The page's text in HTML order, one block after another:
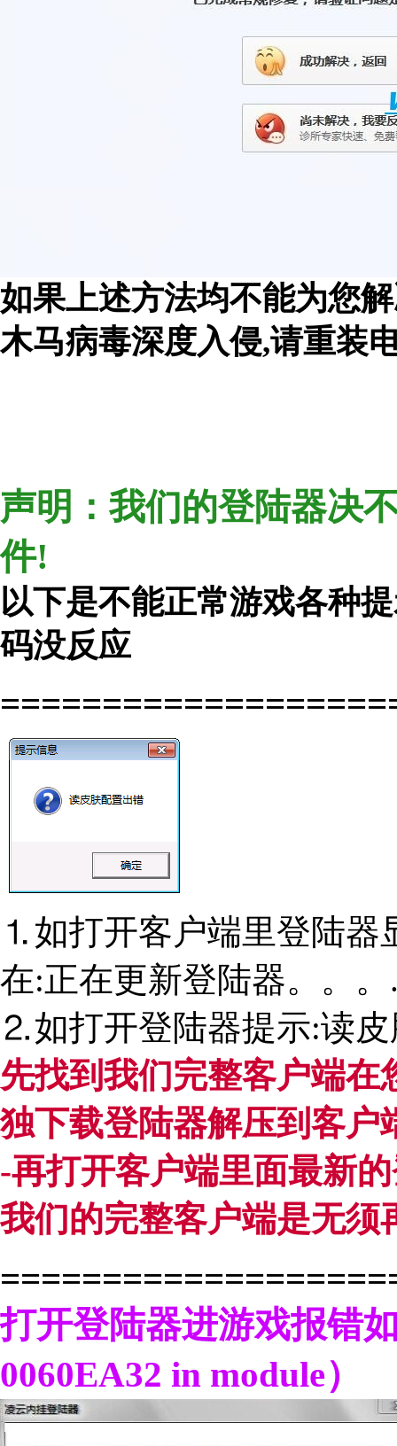
如果上述方法均不能为您
木马病毒深度入侵,请重装
声明：我们的登陆器决
件!
以下是不能正常游戏各种
码没反应
⒈如打开客户端里登陆器
在:正在更新登陆器。。。
⒉如打开登陆器提示:读
先找到我们完整客户端
独下载登陆器解压到客户
-再打开客户端里面最新
我们的完整客户端是无须
打开登陆器进游戏报错
0060EA32 in module）